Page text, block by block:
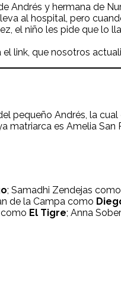
de Andrés y hermana de
al hospital, pero
el niño les pide que lo
el link, que nosotros
pequeño Andrés, la
es Amelia San
; Samadhi Zendejas
de la Campa como
El Tigre; Anna